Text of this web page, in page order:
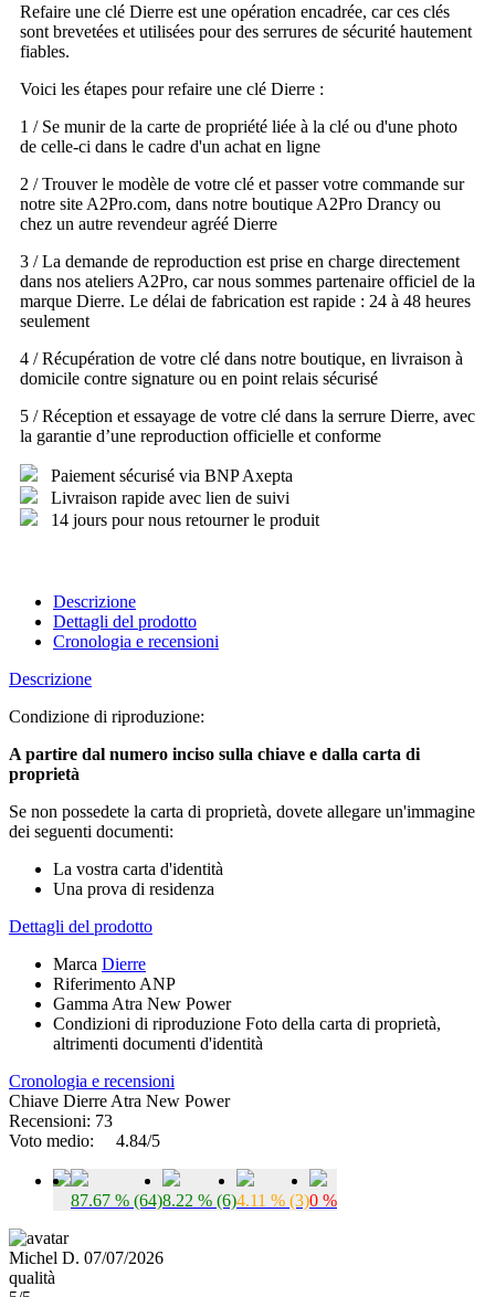
Refaire une clé Dierre est une opération encadrée, car ces clés
sont brevetées et utilisées pour des serrures de sécurité hautement
fiables.
Voici les étapes pour refaire une clé Dierre :
1 / Se munir de la carte de propriété liée à la clé ou d'une photo
de celle-ci dans le cadre d'un achat en ligne
2 / Trouver le modèle de votre clé et passer votre commande sur
notre site A2Pro.com, dans notre boutique A2Pro Drancy ou
chez un autre revendeur agréé Dierre
3 / La demande de reproduction est prise en charge directement
dans nos ateliers A2Pro, car nous sommes partenaire officiel de la
marque Dierre. Le délai de fabrication est rapide : 24 à 48 heures
seulement
4 / Récupération de votre clé dans notre boutique, en livraison à
domicile contre signature ou en point relais sécurisé
5 / Réception et essayage de votre clé dans la serrure Dierre, avec
la garantie d’une reproduction officielle et conforme
Paiement sécurisé via BNP Axepta
Livraison rapide avec lien de suivi
14 jours pour nous retourner le produit
Descrizione
Dettagli del prodotto
Cronologia e recensioni
Descrizione
Condizione di riproduzione:
A partire dal numero inciso sulla chiave e dalla carta di
proprietà
Se non possedete la carta di proprietà, dovete allegare un'immagine
dei seguenti documenti:
La vostra carta d'identità
Una prova di residenza
Dettagli del prodotto
Marca Dierre
Riferimento ANP
Gamma Atra New Power
Condizioni di riproduzione Foto della carta di proprietà,
altrimenti documenti d'identità
Cronologia e recensioni
Chiave Dierre Atra New Power
Recensioni: 73
Voto medio:
4.84/5
87.67 % (64)8.22 % (6)4.11 % (3)0 %
Michel D. 07/07/2026
qualità